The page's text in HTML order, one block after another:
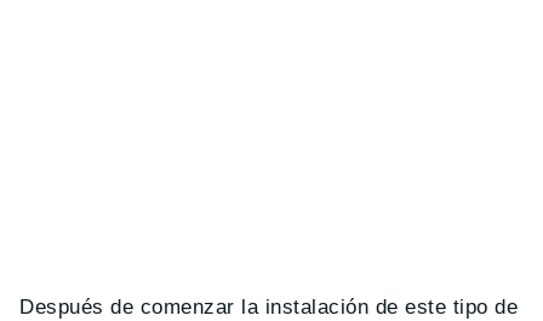
Después de comenzar la instalación de este tipo de